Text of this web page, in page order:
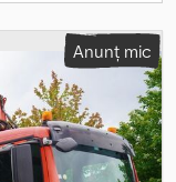
achiziționat și
Starea tehnică și
Anunț mic